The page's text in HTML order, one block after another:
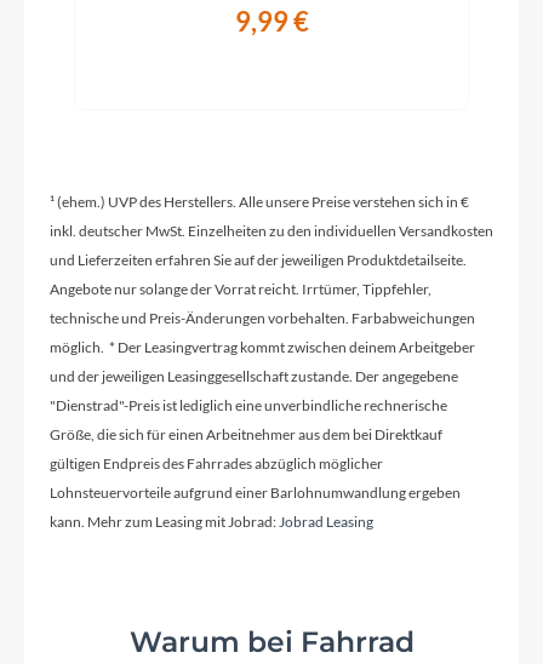
Rahmentyp
Griffe
ACID Travel Comfort
Ladegerät
Shimano XT RD-M8100-SGS, ShadowPlus, 12-
Rahmenmaterial
9,99 €
¹ (ehem.) UVP des Herstellers. Alle unsere Preise verstehen sich in €
inkl. deutscher MwSt. Einzelheiten zu den individuellen Versandkosten
und Lieferzeiten erfahren Sie auf der jeweiligen Produktdetailseite.
Angebote nur solange der Vorrat reicht. Irrtümer, Tippfehler,
technische und Preis-Änderungen vorbehalten. Farbabweichungen
möglich. * Der Leasingvertrag kommt zwischen deinem Arbeitgeber
und der jeweiligen Leasinggesellschaft zustande. Der angegebene
"Dienstrad"-Preis ist lediglich eine unverbindliche rechnerische
Größe, die sich für einen Arbeitnehmer aus dem bei Direktkauf
gültigen Endpreis des Fahrrades abzüglich möglicher
Lohnsteuervorteile aufgrund einer Barlohnumwandlung ergeben
kann. Mehr zum Leasing mit Jobrad:Jobrad Leasing
Warum bei Fahrrad